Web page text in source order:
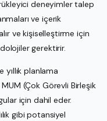
deneyimler talep
ve içerik
ve kişiselleştirme için
gerektirir.
planlama
(Çok Görevli Birleşik
için dahil eder.
gibi potansiyel